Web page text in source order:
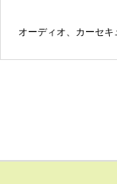
オーディオ、カーセキ